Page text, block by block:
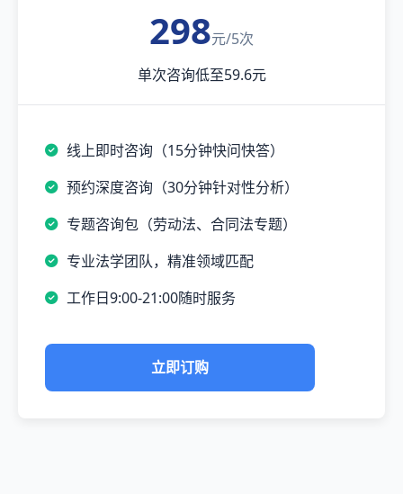
298元/5次
单次咨询低至59.6元
线上即时咨询（15分钟快问快答）
预约深度咨询（30分钟针对性分析）
专题咨询包（劳动法、合同法专题）
专业法学团队，精准领域匹配
工作日9:00-21:00随时服务
立即订购